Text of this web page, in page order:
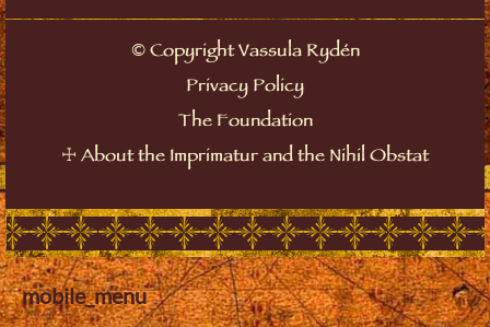
©Copyright Vassula Rydén
Privacy Policy
The Foundation
☩ About the Imprimatur and the Nihil Obstat
mobile_menu